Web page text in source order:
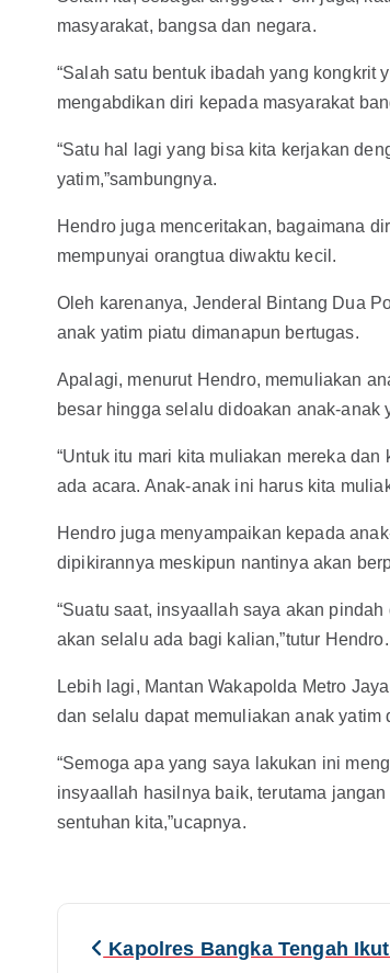
masyarakat, bangsa dan negara.
“Salah satu bentuk ibadah yang kongkrit
mengabdikan diri kepada masyarakat
“Satu hal lagi yang bisa kita kerjakan
yatim,”sambungnya.
Hendro juga menceritakan, bagaimana
mempunyai orangtua diwaktu kecil.
Oleh karenanya, Jenderal Bintang Dua
anak yatim piatu dimanapun bertugas.
Apalagi, menurut Hendro, memuliakan
besar hingga selalu didoakan anak-anak
“Untuk itu mari kita muliakan mereka
ada acara. Anak-anak ini harus kita
Hendro juga menyampaikan kepada
dipikirannya meskipun nantinya akan
“Suatu saat, insyaallah saya akan
akan selalu ada bagi kalian,”tutur Hendro.
Lebih lagi, Mantan Wakapolda Metro
dan selalu dapat memuliakan anak yatim
“Semoga apa yang saya lakukan ini
insyaallah hasilnya baik, terutama
sentuhan kita,”ucapnya.
Kapolres Bangka Tengah